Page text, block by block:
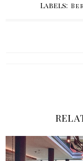
Labels: